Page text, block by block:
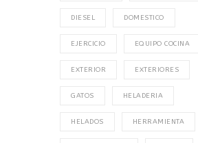
DIESEL DOMESTICO
EJERCICIO EQUIPO COCINA
EXTERIOR EXTERIORES
GATOS HELADERIA
HELADOS HERRAMIENTA